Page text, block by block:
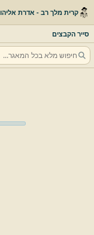
קרית מלך רב - אדרת אליהו
סייר הקבצים